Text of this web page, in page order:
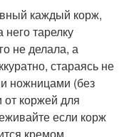
каждый корж,
тарелку
не делала, а
стараясь не
ножницами (без
от коржей для
если корж